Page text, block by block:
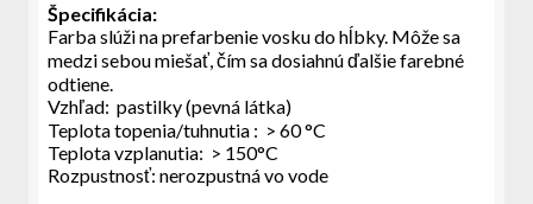
Špecifikácia:
Farba slúži na prefarbenie vosku do hĺbky. Môže sa
medzi sebou miešať, čím sa dosiahnú ďalšie farebné
odtiene.
Vzhľad: pastilky (pevná látka)
Teplota topenia/tuhnutia : > 60 °C
Teplota vzplanutia: > 150°C
Rozpustnosť: nerozpustná vo vode